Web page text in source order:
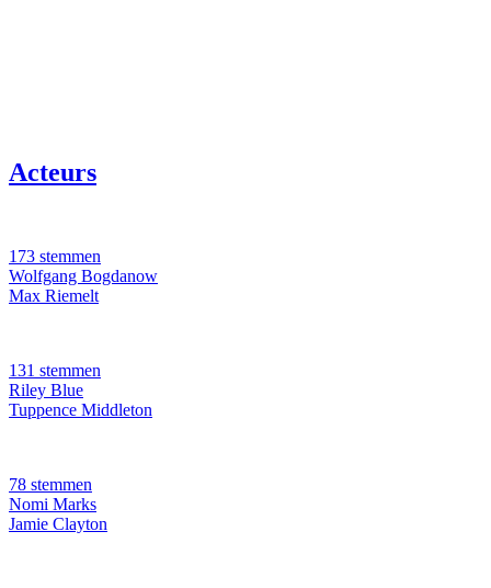
Acteurs
173 stemmen
Wolfgang Bogdanow
Max Riemelt
131 stemmen
Riley Blue
Tuppence Middleton
78 stemmen
Nomi Marks
Jamie Clayton